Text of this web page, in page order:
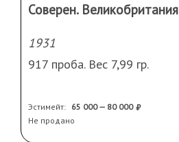
Соверен. Великобритания
1931
917 проба. Вес 7,99 гр.
Эстимейт: 65 000 — 80 000
Не продано